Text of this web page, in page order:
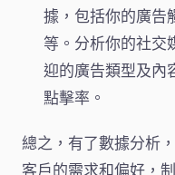
據，包括你的廣告
等。分析你的社交
迎的廣告類型及內
點擊率。
總之，有了數據分析
客戶的需求和偏好，